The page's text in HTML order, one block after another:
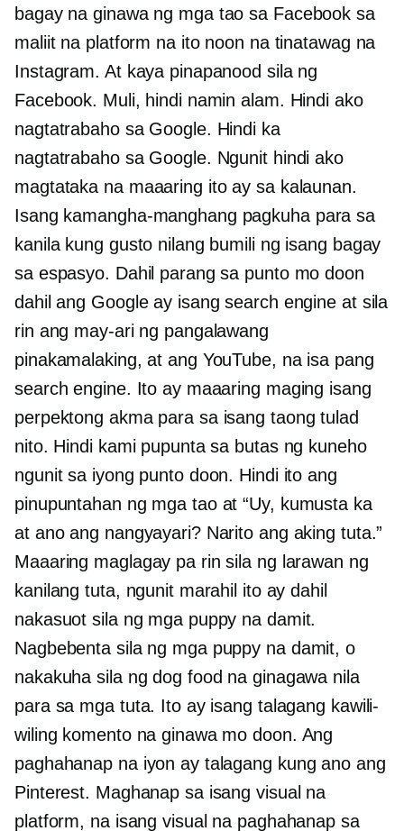
bagay na ginawa ng mga tao sa Facebook sa
maliit na platform na ito noon na tinatawag na
Instagram. At kaya pinapanood sila ng
Facebook. Muli, hindi namin alam. Hindi ako
nagtatrabaho sa Google. Hindi ka
nagtatrabaho sa Google. Ngunit hindi ako
magtataka na maaaring ito ay sa kalaunan.
Isang kamangha-manghang pagkuha para sa
kanila kung gusto nilang bumili ng isang bagay
sa espasyo. Dahil parang sa punto mo doon
dahil ang Google ay isang search engine at sila
rin ang may-ari ng pangalawang
pinakamalaking, at ang YouTube, na isa pang
search engine. Ito ay maaaring maging isang
perpektong akma para sa isang taong tulad
nito. Hindi kami pupunta sa butas ng kuneho
ngunit sa iyong punto doon. Hindi ito ang
pinupuntahan ng mga tao at “Uy, kumusta ka
at ano ang nangyayari? Narito ang aking tuta.”
Maaaring maglagay pa rin sila ng larawan ng
kanilang tuta, ngunit marahil ito ay dahil
nakasuot sila ng mga puppy na damit.
Nagbebenta sila ng mga puppy na damit, o
nakakuha sila ng dog food na ginagawa nila
para sa mga tuta. Ito ay isang talagang kawili-
wiling komento na ginawa mo doon. Ang
paghahanap na iyon ay talagang kung ano ang
Pinterest. Maghanap sa isang visual na
platform, na isang visual na paghahanap sa